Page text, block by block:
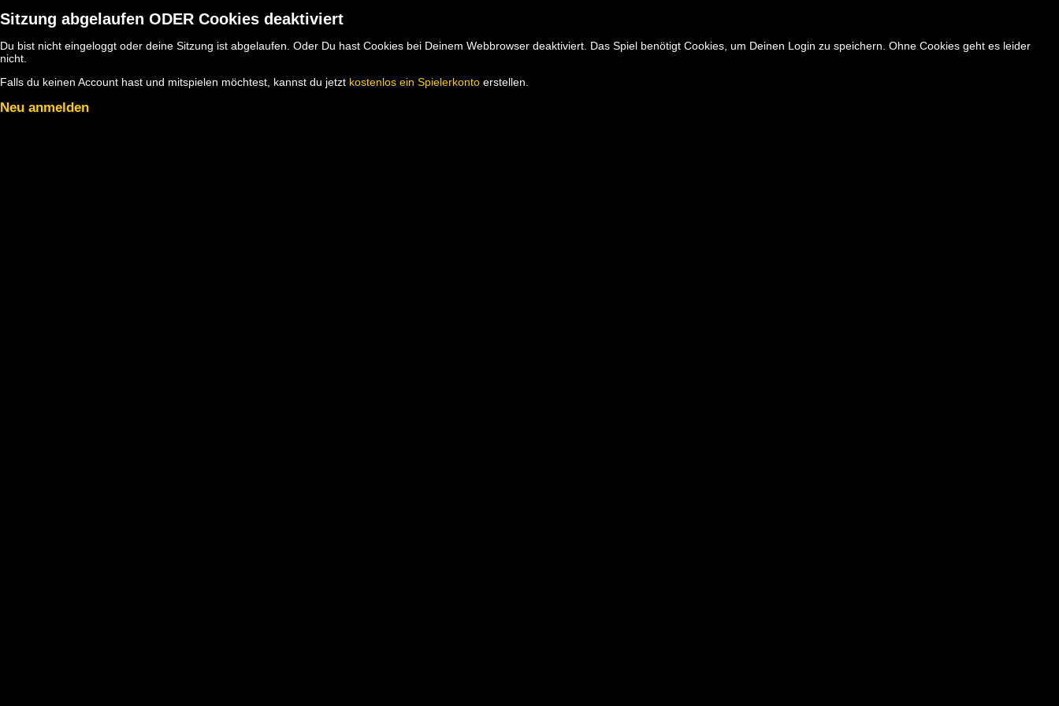
Sitzung abgelaufen ODER Cookies deaktiviert
Du bist nicht eingeloggt oder deine Sitzung ist abgelaufen. Oder Du hast Cookies bei Deinem Webbrowser deaktiviert. Das Spiel benötigt Cookies, um Deinen Login zu speichern. Ohne Cookies geht es leider
nicht.
Falls du keinen Account hast und mitspielen möchtest, kannst du jetzt kostenlos ein Spielerkonto erstellen.
Neu anmelden